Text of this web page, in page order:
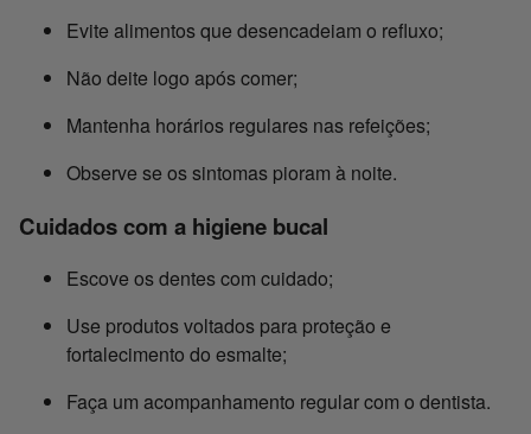
Evite alimentos que desencadeiam o refluxo;
Não deite logo após comer;
Mantenha horários regulares nas refeições;
Observe se os sintomas pioram à noite.
Cuidados com a higiene bucal
Escove os dentes com cuidado;
Use produtos voltados para proteção e
fortalecimento do esmalte;
Faça um acompanhamento regular com o dentista.